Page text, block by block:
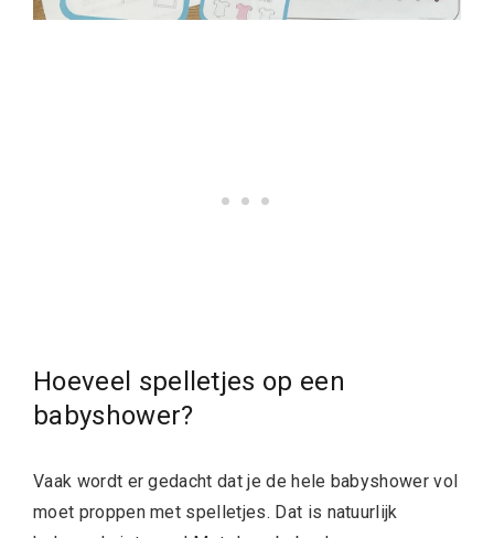
Hoeveel spelletjes op een
babyshower?
Vaak wordt er gedacht dat je de hele babyshower vol
moet proppen met spelletjes. Dat is natuurlijk